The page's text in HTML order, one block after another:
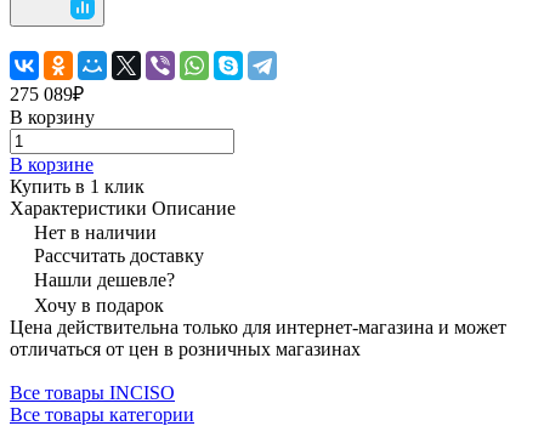
275 089₽
В корзину
В корзине
Купить в 1 клик
Характеристики Описание
Нет в наличии
Рассчитать доставку
Нашли дешевле?
Хочу в подарок
Цена действительна только для интернет-магазина и может
отличаться от цен в розничных магазинах
Все товары INCISO
Все товары категории